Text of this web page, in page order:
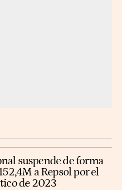
suspende de forma
a Repsol por el
de 2023